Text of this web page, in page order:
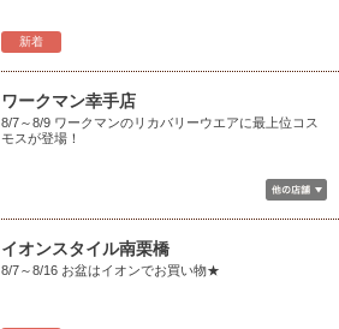
新着
ワークマン幸手店
8/7～8/9 ワークマンのリカバリーウエアに最上位コス
モスが登場！
イオンスタイル南栗橋
8/7～8/16 お盆はイオンでお買い物★